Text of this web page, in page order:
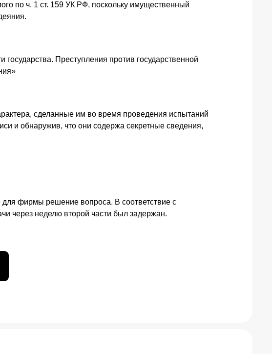
по ч. 1 ст. 159 УК РФ, поскольку имущественный
Преступления против государственной
сделанные им во время проведения испытаний
и обнаружив, что они содержа секретные сведения,
для фирмы решение вопроса. В соответствие с
через неделю второй части был задержан.